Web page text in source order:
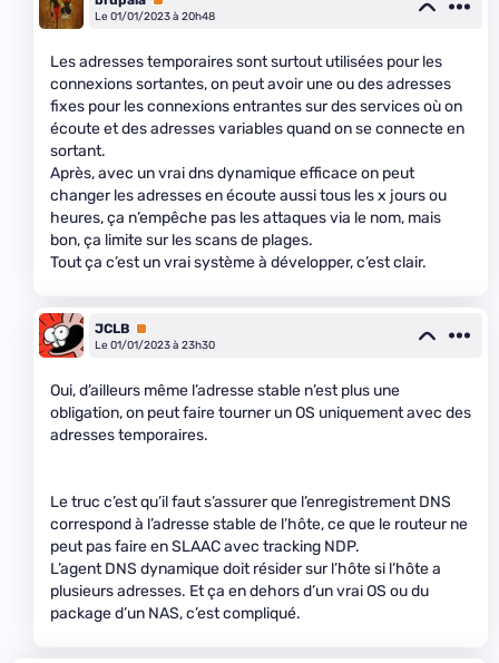
Le 01/01/2023 à 20h48
Les adresses temporaires sont surtout utilisées pour les
connexions sortantes, on peut avoir une ou des adresses
fixes pour les connexions entrantes sur des services où on
écoute et des adresses variables quand on se connecte en
sortant.
Après, avec un vrai dns dynamique efficace on peut
changer les adresses en écoute aussi tous les x jours ou
heures, ça n’empêche pas les attaques via le nom, mais
bon, ça limite sur les scans de plages.
Tout ça c’est un vrai système à développer, c’est clair.
JCLB Premium
Le 01/01/2023 à 23h30
Oui, d’ailleurs même l’adresse stable n’est plus une
obligation, on peut faire tourner un OS uniquement avec des
adresses temporaires.
Le truc c’est qu’il faut s’assurer que l’enregistrement DNS
correspond à l’adresse stable de l’hôte, ce que le routeur ne
peut pas faire en SLAAC avec tracking NDP.
L’agent DNS dynamique doit résider sur l’hôte si l’hôte a
plusieurs adresses. Et ça en dehors d’un vrai OS ou du
package d’un NAS, c’est compliqué.